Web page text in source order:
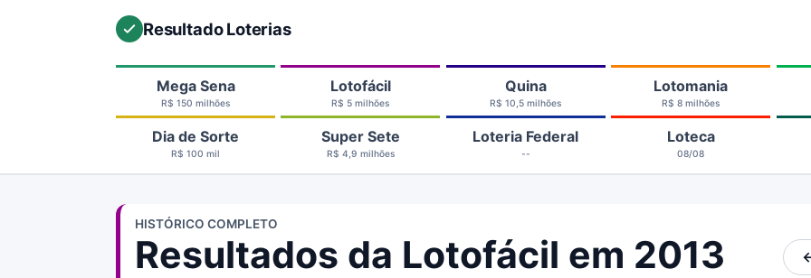
Resultado Loterias
Mega Sena
R$ 150 milhões
Lotofácil
R$ 5 milhões
Quina
R$ 10,5 milhões
Lotomania
R$ 8 milhões
Dia de Sorte
R$ 100 mil
Super Sete
R$ 4,9 milhões
Loteria Federal
--
Loteca
08/08
HISTÓRICO COMPLETO
Resultados da Lotofácil em 2013